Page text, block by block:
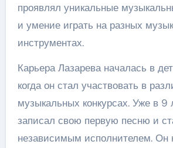
проявлял уникальные
и умение играть на разных
инструментах.
Карьера Лазарева началась в
когда он стал участвовать в
музыкальных конкурсах. Уже в 9
записал свою первую песню и
независимым исполнителем. Он